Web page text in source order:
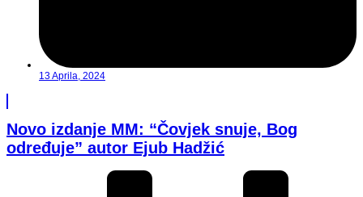
13 Aprila, 2024
Novo izdanje MM: “Čovjek snuje, Bog
određuje” autor Ejub Hadžić